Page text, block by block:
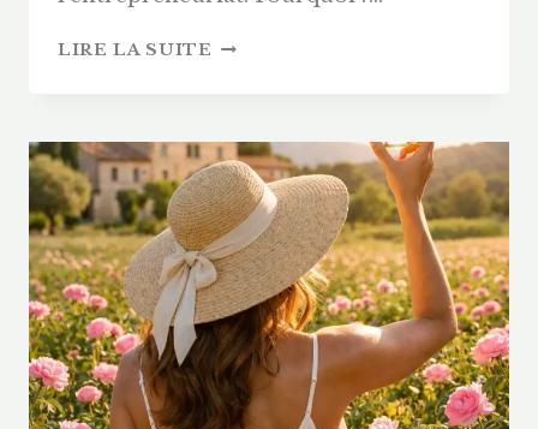
LIRE LA SUITE VDI
VOTRE
BIJOUTERIE
À
DOMICILE
(ARGENT
&
PLAQUÉ
OR)